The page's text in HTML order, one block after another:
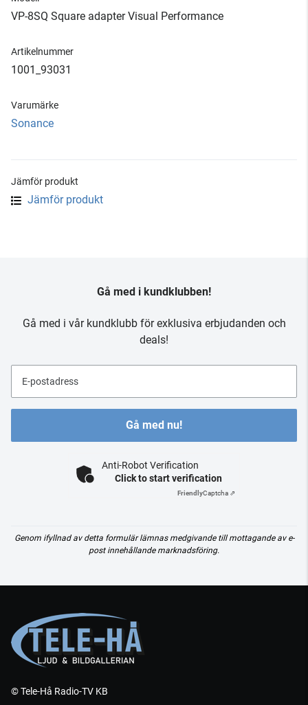
VP-8SQ Square adapter Visual Performance
Artikelnummer
1001_93031
Varumärke
Sonance
Jämför produkt
Jämför produkt
Gå med i kundklubben!
Gå med i vår kundklubb för exklusiva erbjudanden och
deals!
E-postadress
Gå med nu!
Anti-Robot Verification
Click to start verification
FriendlyCaptcha ⇗
Genom ifyllnad av detta formulär lämnas medgivande till mottagande av e-
post innehållande marknadsföring.
© Tele-Hå Radio-TV KB